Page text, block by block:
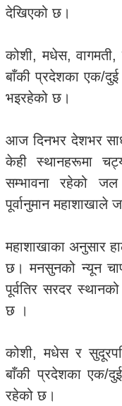
देखिएको छ।
कोशी, मधेस, वागमती,
बाँकी प्रदेशका एक/दुई
भइरहेको छ।
आज दिनभर देशभर
केही स्थानहरूमा
सम्भावना रहेको जल
पूर्वानुमान महाशाखाले
महाशाखाका अनुसार
छ। मनसुनको न्यून
पूर्वतिर सरदर
छ ।
कोशी, मधेस र
बाँकी प्रदेशका एक/दुई
रहेको छ।